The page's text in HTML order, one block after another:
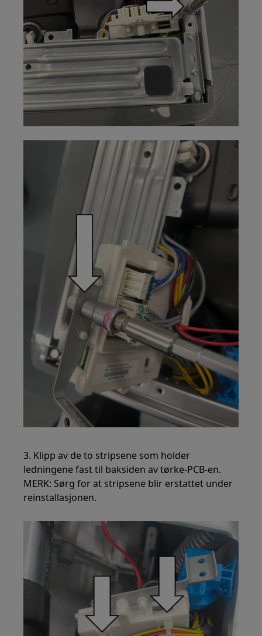
3. Klipp av de to stripsene som holder
ledningene fast til baksiden av tørke-PCB-en.
MERK: Sørg for at stripsene blir erstattet under
reinstallasjonen.